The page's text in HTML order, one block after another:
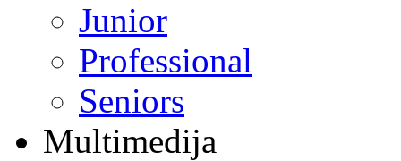
Junior
Professional
Seniors
Multimedija